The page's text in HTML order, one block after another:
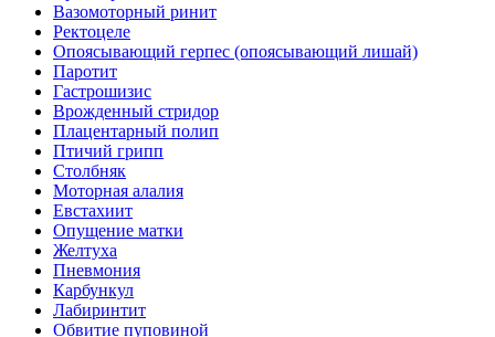
Вазомоторный ринит
Ректоцеле
Опоясывающий герпес (опоясывающий лишай)
Паротит
Гастрошизис
Врожденный стридор
Плацентарный полип
Птичий грипп
Столбняк
Моторная алалия
Евстахиит
Опущение матки
Желтуха
Пневмония
Карбункул
Лабиринтит
Обвитие пуповиной